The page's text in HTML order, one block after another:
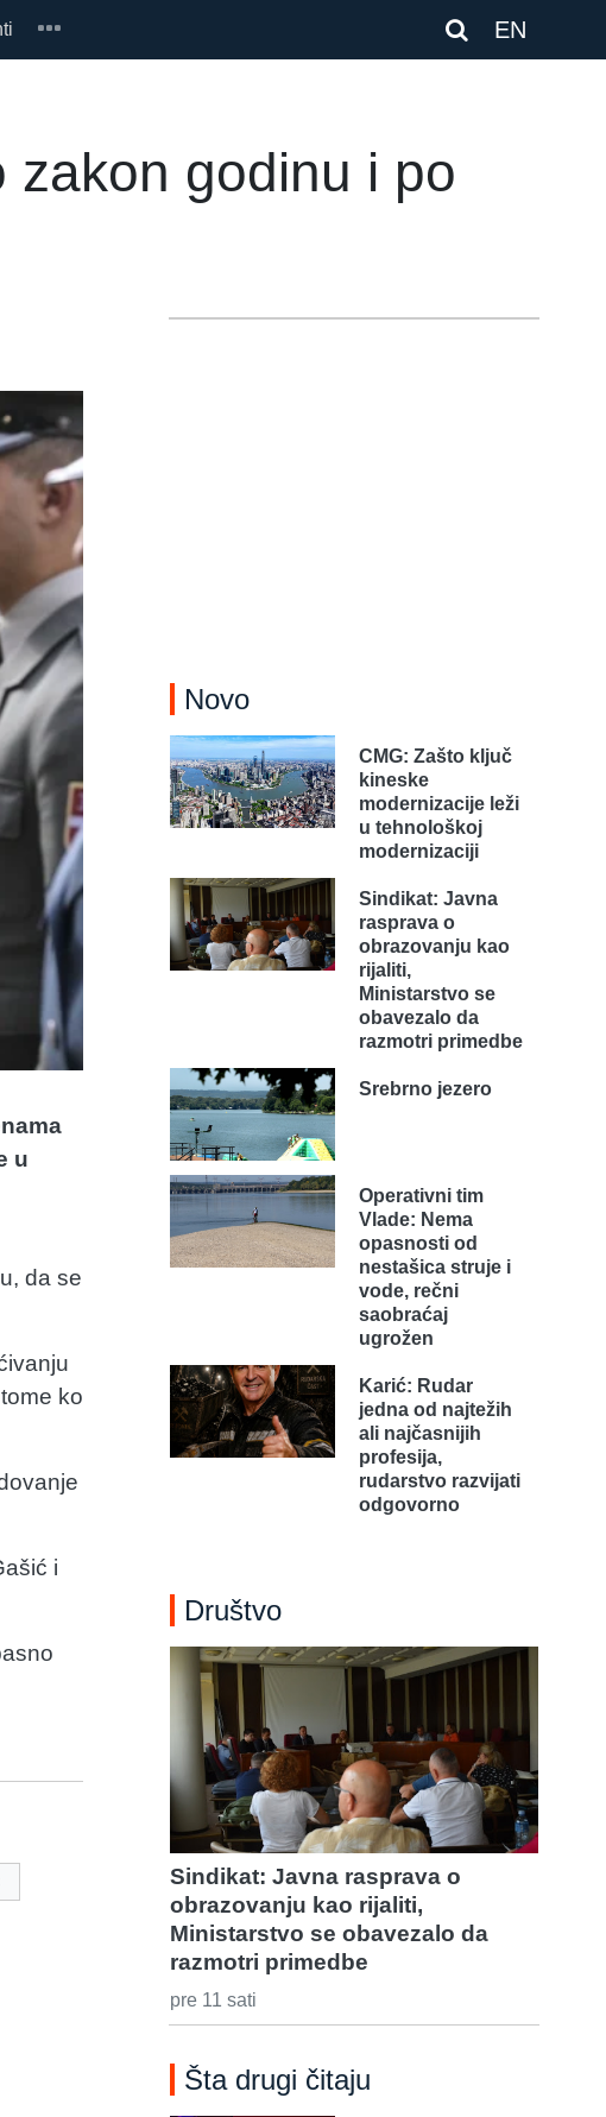
EN
zakon godinu i po
u
da se
ko
i
Novo
CMG: Zašto ključ
kineske
modernizacije leži
u tehnološkoj
modernizaciji
Sindikat: Javna
rasprava o
obrazovanju kao
rijaliti,
Ministarstvo se
obavezalo da
razmotri primedbe
Srebrno jezero
Operativni tim
Vlade: Nema
opasnosti od
nestašica struje i
vode, rečni
saobraćaj
ugrožen
Karić: Rudar
jedna od najtežih
ali najčasnijih
profesija,
rudarstvo razvijati
odgovorno
Društvo
Sindikat: Javna rasprava o
obrazovanju kao rijaliti,
Ministarstvo se obavezalo da
razmotri primedbe
pre 11 sati
Šta drugi čitaju